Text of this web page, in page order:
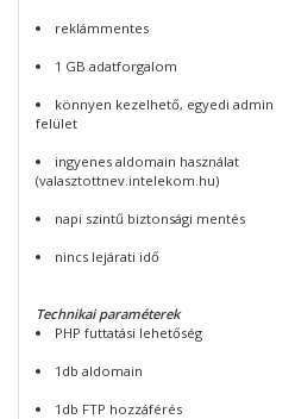
reklámmentes
1 GB adatforgalom
könnyen kezelhető, egyedi admin
felület
ingyenes aldomain használat
(valasztottnev.intelekom.hu)
napi szintű biztonsági mentés
nincs lejárati idő
Technikai paraméterek
PHP futtatási lehetőség
1db aldomain
1db FTP hozzáférés